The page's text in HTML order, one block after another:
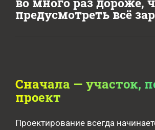
предусмотреть всё
Сначала — участок,
проект
Проектирование всегда